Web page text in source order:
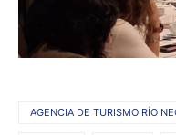
AGENCIA DE TURISMO RÍO